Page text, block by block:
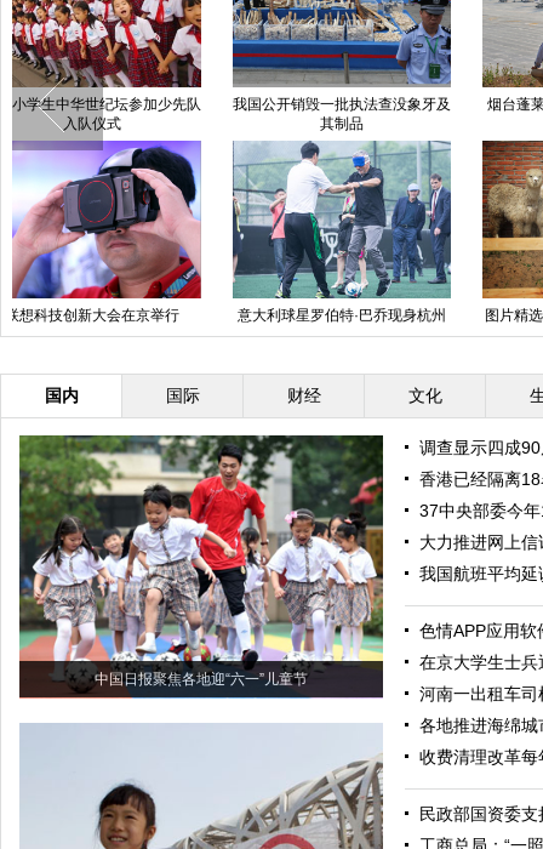
中国日报聚焦各地迎“六一”儿童节
北京"最严禁烟令"将实施 "鸟巢"悬
挂巨幅禁烟标志
世界无烟日 对吸烟者说“不”
重庆图书馆汽车尾箱集市开市 儿
童当“掌柜”
国内 国际 财经 文化
中国日报聚焦各地迎“六一”儿童节
调查显示四成90
香港已经隔离
37中央部委今
大力推进网上信
我国航班平均
色情APP应用软
在京大学生士
河南一出租车
各地推进海绵
收费清理改革
民政部国资委